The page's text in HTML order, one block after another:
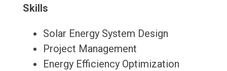
Skills
Solar Energy System Design
Project Management
Energy Efficiency Optimization